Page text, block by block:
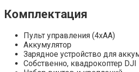
Комплектация
Пульт управления (4хАА)
Аккумулятор
Зарядное устройство для
Собственно, квадрокоптер DJI